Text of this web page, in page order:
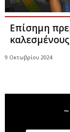
Επίσημη
9 Οκτωβρίου 2024